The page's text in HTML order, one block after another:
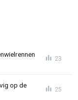
23
op de
25